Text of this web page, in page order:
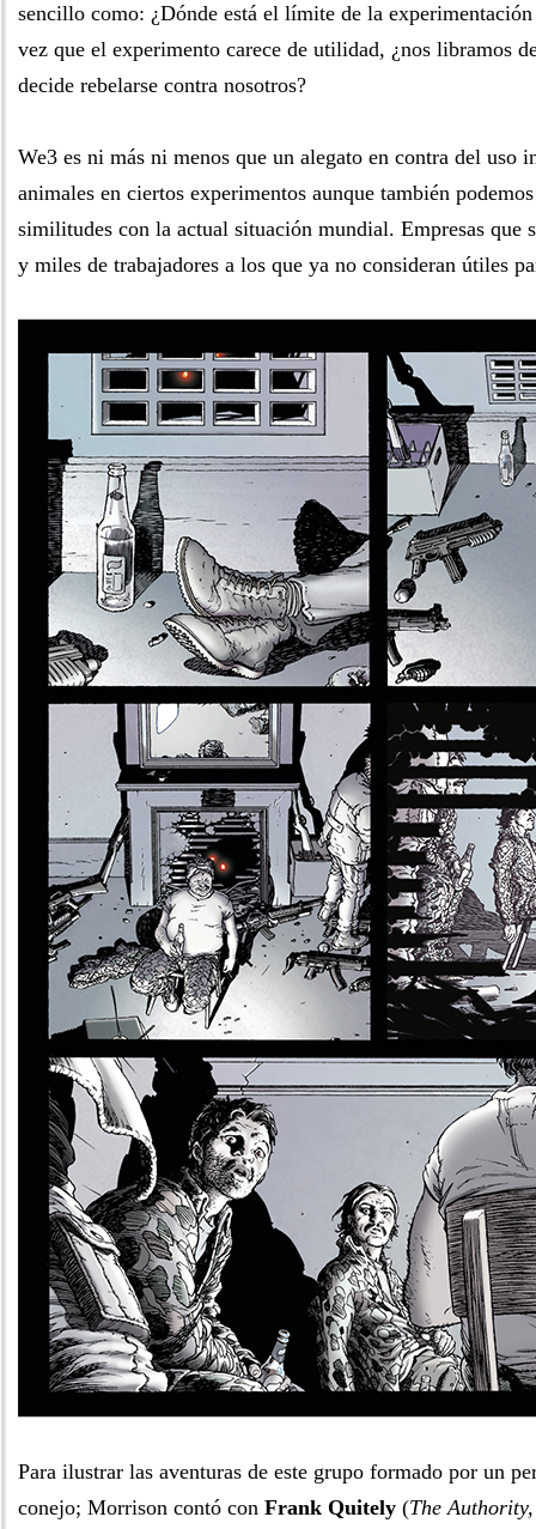
sencillo como: ¿Dónde está el límite de la
vez que el experimento carece de utilidad, ¿nos libramos
decide rebelarse contra nosotros?
We3 es ni más ni menos que un alegato en contra del uso
animales en ciertos experimentos aunque también
similitudes con la actual situación mundial. Empresas que
y miles de trabajadores a los que ya no consideran útiles
Para ilustrar las aventuras de este grupo formado por un
conejo; Morrison contó con Frank Quitely (The